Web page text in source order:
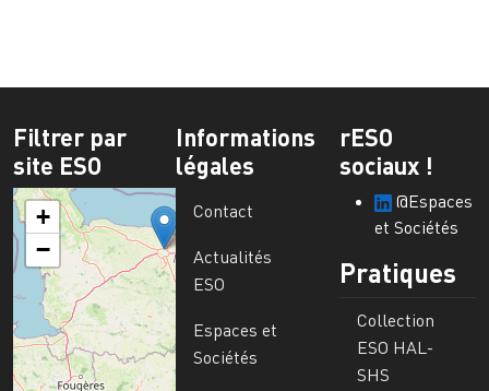
Filtrer par
site ESO
+
−
Informations
légales
Contact
Actualités
ESO
Espaces et
Sociétés
rESO
sociaux !
@Espaces
et Sociétés
Pratiques
Collection
ESO HAL-
SHS